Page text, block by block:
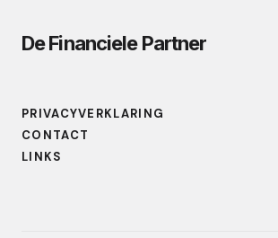
De Financiele Partner
PRIVACYVERKLARING
CONTACT
LINKS